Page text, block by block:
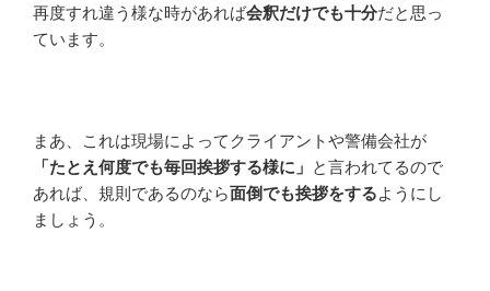
再度すれ違う様な時があれば会釈だけでも十分だと思っ
ています。
まあ、これは現場によってクライアントや警備会社が
「たとえ何度でも毎回挨拶する様に」 と言われてるので
あれば、規則であるのなら面倒でも挨拶をするようにし
ましょう。